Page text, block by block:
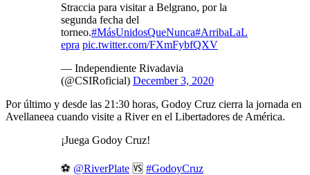
Straccia para visitar a Belgrano, por la
segunda fecha del
torneo.#MásUnidosQueNunca#ArribaLaL
epra pic.twitter.com/FXmFybfQXV
— Independiente Rivadavia
(@CSIRoficial) December 3, 2020
Por último y desde las 21:30 horas, Godoy Cruz cierra la jornada en
Avellaneea cuando visite a River en el Libertadores de América.
¡Juega Godoy Cruz!
⚽ @RiverPlate 🆚 #GodoyCruz